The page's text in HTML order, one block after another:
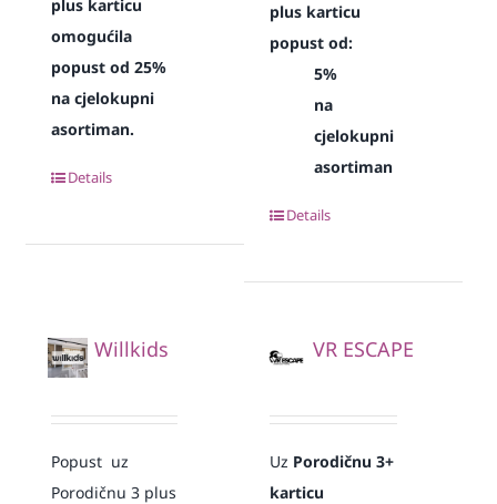
plus karticu
omogućila
popust od 25%
na cjelokupni
asortiman.
Details
plus karticu
popust od:
5%
na
cjelokupni
asortiman
Details
Willkids
Popust uz
Porodičnu 3 plus
VR ESCAPE
Uz Porodičnu 3+
karticu